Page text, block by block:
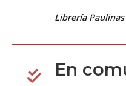
Librería Paulinas
En